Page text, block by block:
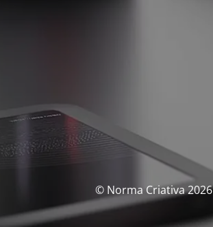
© Norma Criativa 2026